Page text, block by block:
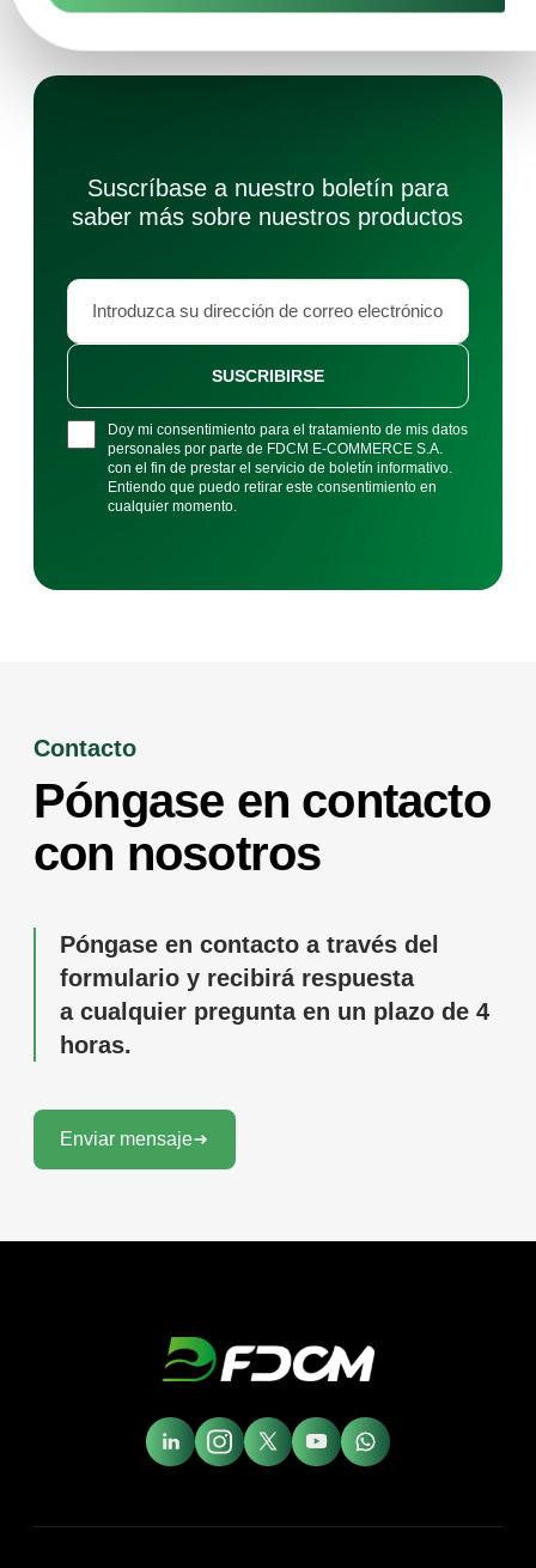
Suscríbase a nuestro boletín para
saber más sobre nuestros productos
Doy mi consentimiento para el tratamiento de mis datos
personales por parte de FDCM E-COMMERCE S.A.
con el fin de prestar el servicio de boletín informativo.
Entiendo que puedo retirar este consentimiento en
cualquier momento.
SUSCRIBIRSE
Contacto
Póngase en contacto
con nosotros
Póngase en contacto a través del
formulario y recibirá respuesta
a cualquier pregunta en un plazo de 4
horas.
Enviar mensaje